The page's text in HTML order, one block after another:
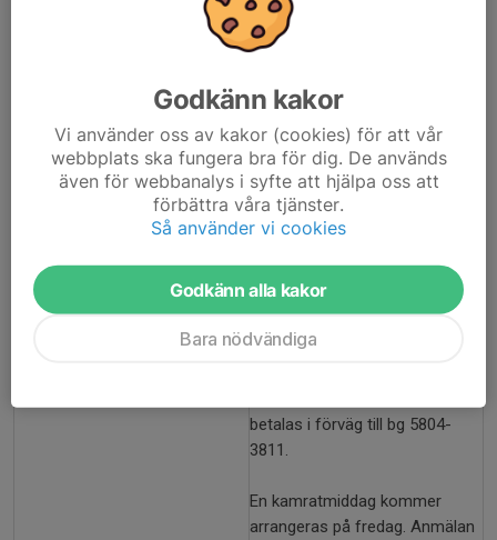
plats i det stora vallatältet, plats
för minde vallavagn eller eget
annat större ekipage.
Mer information om priser och
bokning kommer i höst.
Servering och kamratmiddag
På området finns servering med
fika och lättare måltider.
För tävlande och ledare finns
möjlighet att boka åkarlunch för
via ett formulär. Mer info
betalas i förväg till bg 5804-
3811.
En kamratmiddag kommer
arrangeras på fredag. Anmälan
Godkänn kakor
Vi använder oss av kakor (cookies) för att vår
webbplats ska fungera bra för dig. De används
även för webbanalys i syfte att hjälpa oss att
förbättra våra tjänster.
Så använder vi cookies
Godkänn alla kakor
Bara nödvändiga